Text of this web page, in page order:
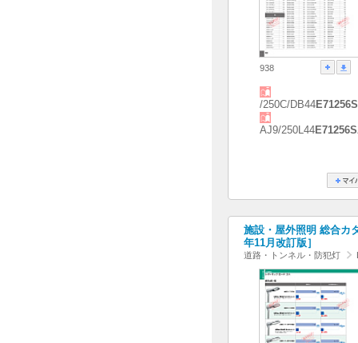
938
/250C/DB44
AJ9/250L44
施設・屋外照明 総合カ
年11月改訂版］
道路・トンネル・防犯灯